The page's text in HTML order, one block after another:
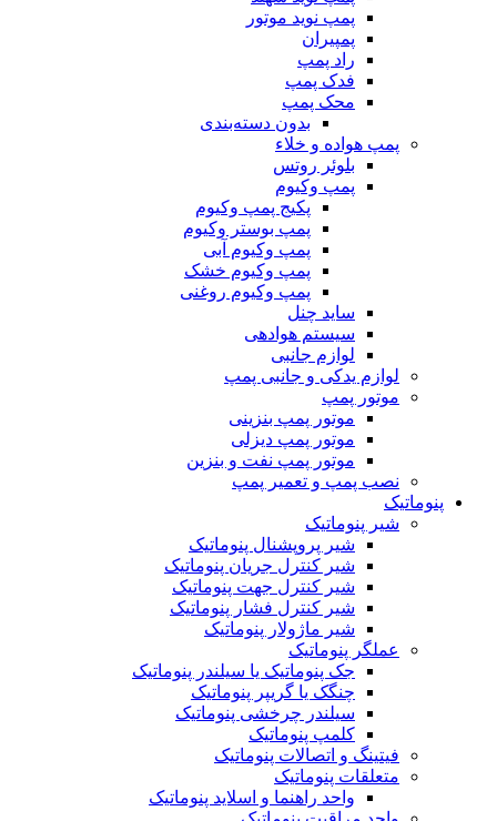
پمپ نوید موتور
پمپیران
راد پمپ
فدک پمپ
محک پمپ
بدون دسته‌بندی
پمپ هواده و خلاء
بلوئر روتس
پمپ وکیوم
پکیج پمپ وکیوم
پمپ بوستر وکیوم
پمپ وکیوم آبی
پمپ وکیوم خشک
پمپ وکیوم روغنی
ساید چنل
سیستم هوادهی
لوازم جانبی
لوازم یدکی و جانبی پمپ
موتور پمپ
موتور پمپ بنزینی
موتور پمپ دیزلی
موتور پمپ نفت و بنزین
نصب پمپ و تعمیر پمپ
پنوماتیک
شیر پنوماتیک
شیر پروپشنال پنوماتیک
شیر کنترل جریان پنوماتیک
شیر کنترل جهت پنوماتیک
شیر کنترل فشار پنوماتیک
شیر ماژولار پنوماتیک
عملگر پنوماتیک
جک پنوماتیک یا سیلندر پنوماتیک
چنگک یا گریپر پنوماتیک
سیلندر چرخشی پنوماتیک
کلمپ پنوماتیک
فیتینگ و اتصالات پنوماتیک
متعلقات پنوماتیک
واحد راهنما و اسلاید پنوماتیک